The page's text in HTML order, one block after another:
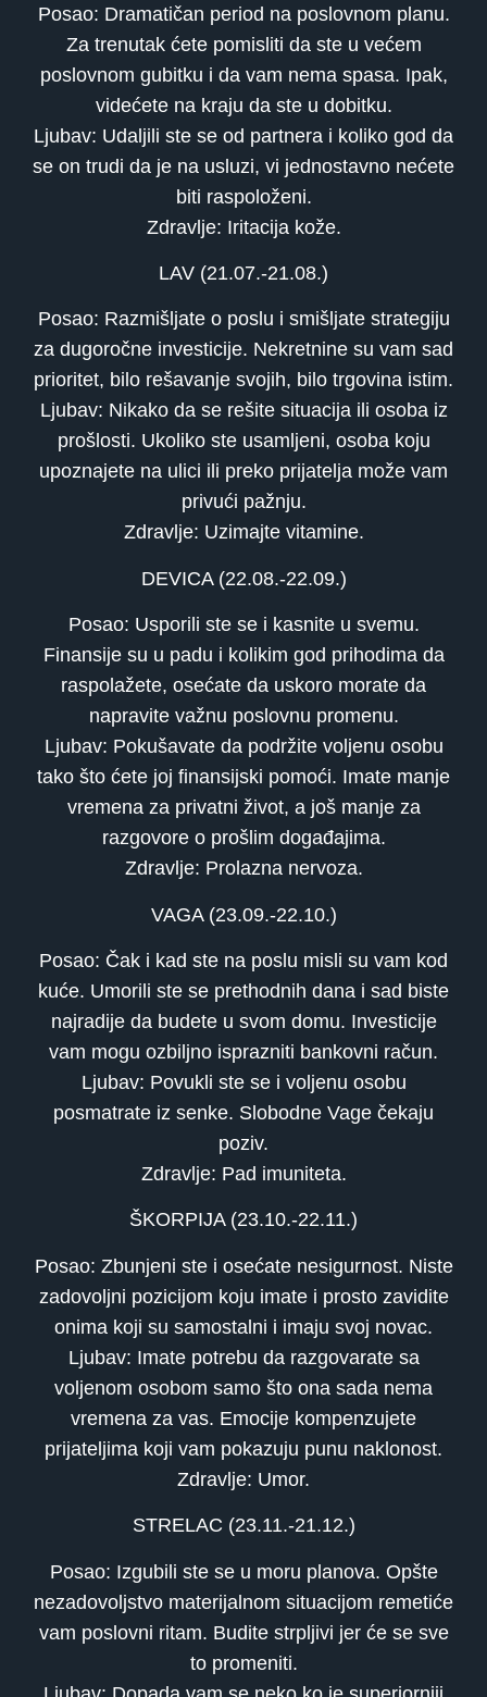
Posao: Dramatičan period na poslovnom planu.
Za trenutak ćete pomisliti da ste u većem
poslovnom gubitku i da vam nema spasa. Ipak,
videćete na kraju da ste u dobitku.
Ljubav: Udaljili ste se od partnera i koliko god da
se on trudi da je na usluzi, vi jednostavno nećete
biti raspoloženi.
Zdravlje: Iritacija kože.
LAV (21.07.-21.08.)
Posao: Razmišljate o poslu i smišljate strategiju
za dugoročne investicije. Nekretnine su vam sad
prioritet, bilo rešavanje svojih, bilo trgovina istim.
Ljubav: Nikako da se rešite situacija ili osoba iz
prošlosti. Ukoliko ste usamljeni, osoba koju
upoznajete na ulici ili preko prijatelja može vam
privući pažnju.
Zdravlje: Uzimajte vitamine.
DEVICA (22.08.-22.09.)
Posao: Usporili ste se i kasnite u svemu.
Finansije su u padu i kolikim god prihodima da
raspolažete, osećate da uskoro morate da
napravite važnu poslovnu promenu.
Ljubav: Pokušavate da podržite voljenu osobu
tako što ćete joj finansijski pomoći. Imate manje
vremena za privatni život, a još manje za
razgovore o prošlim događajima.
Zdravlje: Prolazna nervoza.
VAGA (23.09.-22.10.)
Posao: Čak i kad ste na poslu misli su vam kod
kuće. Umorili ste se prethodnih dana i sad biste
najradije da budete u svom domu. Investicije
vam mogu ozbiljno isprazniti bankovni račun.
Ljubav: Povukli ste se i voljenu osobu
posmatrate iz senke. Slobodne Vage čekaju
poziv.
Zdravlje: Pad imuniteta.
ŠKORPIJA (23.10.-22.11.)
Posao: Zbunjeni ste i osećate nesigurnost. Niste
zadovoljni pozicijom koju imate i prosto zavidite
onima koji su samostalni i imaju svoj novac.
Ljubav: Imate potrebu da razgovarate sa
voljenom osobom samo što ona sada nema
vremena za vas. Emocije kompenzujete
prijateljima koji vam pokazuju punu naklonost.
Zdravlje: Umor.
STRELAC (23.11.-21.12.)
Posao: Izgubili ste se u moru planova. Opšte
nezadovoljstvo materijalnom situacijom remetiće
vam poslovni ritam. Budite strpljivi jer će se sve
to promeniti.